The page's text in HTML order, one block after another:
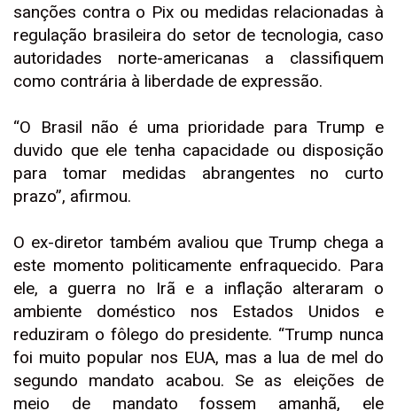
sanções contra o Pix ou medidas relacionadas à
regulação brasileira do setor de tecnologia, caso
autoridades norte-americanas a classifiquem
como contrária à liberdade de expressão.
“O Brasil não é uma prioridade para Trump e
duvido que ele tenha capacidade ou disposição
para tomar medidas abrangentes no curto
prazo”, afirmou.
O ex-diretor também avaliou que Trump chega a
este momento politicamente enfraquecido. Para
ele, a guerra no Irã e a inflação alteraram o
ambiente doméstico nos Estados Unidos e
reduziram o fôlego do presidente. “Trump nunca
foi muito popular nos EUA, mas a lua de mel do
segundo mandato acabou. Se as eleições de
meio de mandato fossem amanhã, ele